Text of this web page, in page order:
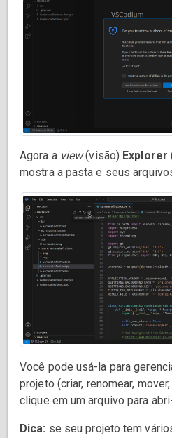
Agora a view(visão) Explorer
mostra a pasta e seus
Você pode usá-la para
projeto (criar, renomear,
clique em um arquivo para
Dica: se seu projeto tem